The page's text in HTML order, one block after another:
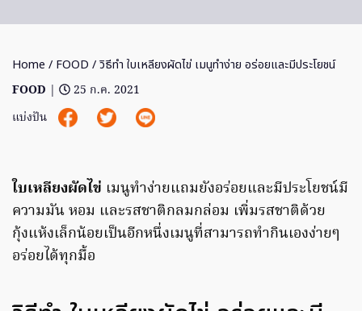
Home / FOOD / วิธีทำ ใบเหลียงผัดไข่ เมนูทำง่าย อร่อยและมีประโยชน์
FOOD |
25 ก.ค. 2021
แบ่งปัน
ใบเหลียงผัดไข่ เมนูทำง่ายแถมยังอร่อยและมีประโยชน์มี
ความมัน หอม และรสชาติกลมกล่อม เพิ่มรสชาติด้วย
กุ้งแห้งเล็กน้อยเป็นอีกหนึ่งเมนูที่สามารถทำกินเองง่ายๆ
อร่อยได้ทุกมื้อ